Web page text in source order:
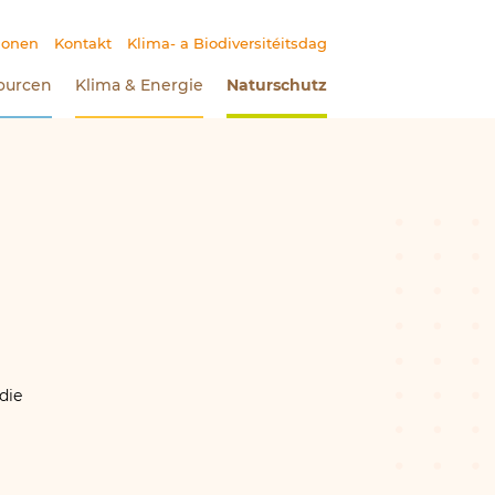
Kontakt Klima- a Biodiversitéitsdag
Klima & Energie Naturschutz